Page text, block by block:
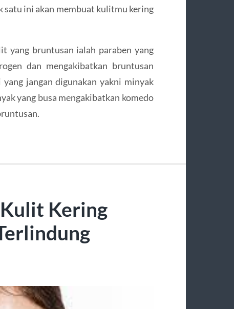
satu ini akan membuat kulitmu kering
yang bruntusan ialah paraben yang
dan mengakibatkan bruntusan
jangan digunakan yakni minyak
yang busa mengakibatkan komedo
Kering